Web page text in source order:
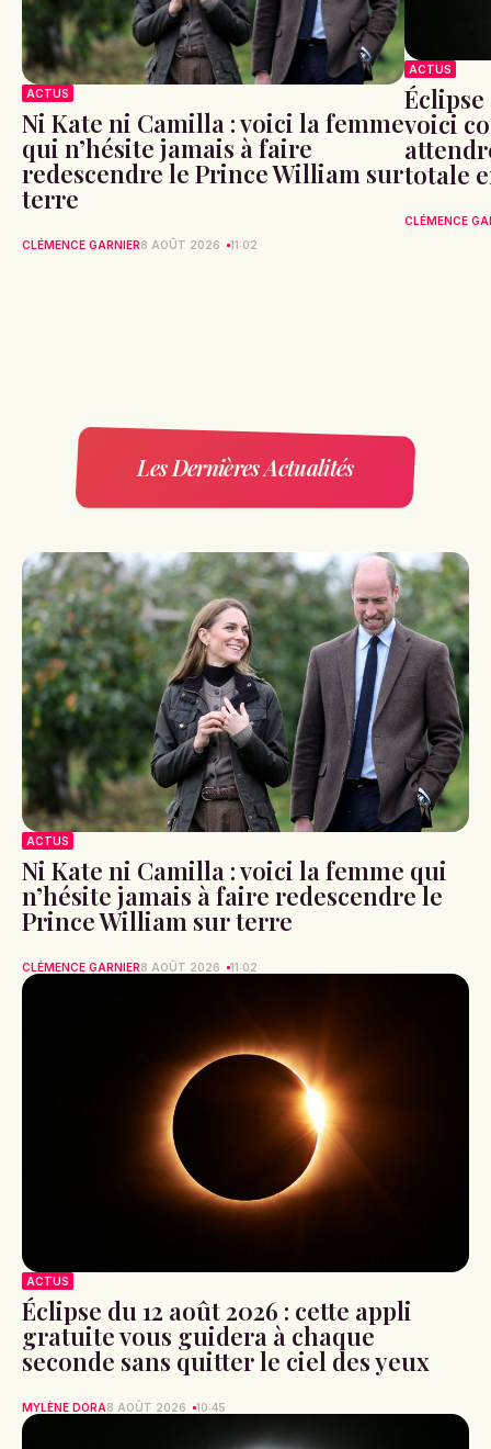
ACTUS
Ni Kate ni Camilla : voici la femme
qui n’hésite jamais à faire
redescendre le Prince William sur
terre
CLÉMENCE GARNIER8 AOÛT 2026 11:02
ACTUS
Éclipse
voici
totale
CLÉMENCE
Les Dernières Actualités
ACTUS
Ni Kate ni Camilla : voici la femme qui
n’hésite jamais à faire redescendre le
Prince William sur terre
CLÉMENCE GARNIER8 AOÛT 2026 11:02
ACTUS
Éclipse du 12 août 2026 : cette appli
gratuite vous guidera à chaque
seconde sans quitter le ciel des yeux
MYLÈNE DORA8 AOÛT 2026 10:45